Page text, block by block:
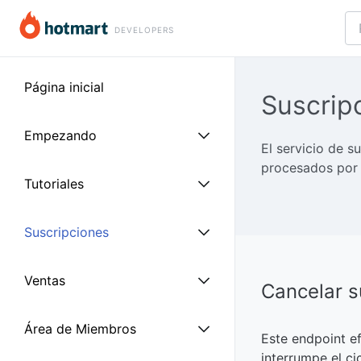
El servicio de
procesados por
Cancelar
Este endpoint
interrumpe el
DEVELOPERS
Página inicial
Empezando
Sobre Hotmart Developers
Autentificación
Códigos de Respuesta
Tutoriales
Acompañar ventas y
atrasadas para
Suscripciones
Introducción
Obtener suscripciones
Ventas
Introducción
Área de Miembros